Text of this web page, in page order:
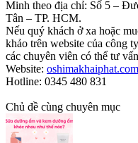
Minh theo địa chỉ: Số 5 –
Tân – TP. HCM.
Nếu quý khách ở xa hoặc
khảo trên website của công
các chuyên viên có thể tư
Website: oshimakhaiphat.com
Hotline: 0345 480 831
Chủ đề cùng chuyên mục